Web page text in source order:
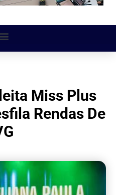
Miss Plus
Rendas De